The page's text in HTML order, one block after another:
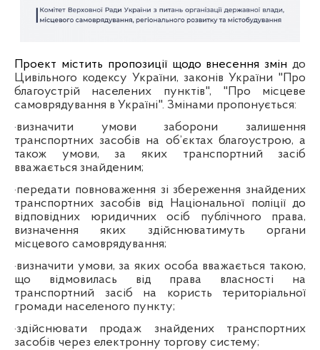
Проект містить пропозиції щодо внесення змін до
Цивільного кодексу України, законів України "Про
благоустрій населених пунктів", "Про місцеве
самоврядування в Україні". Змінами пропонується:
·визначити умови заборони залишення
транспортних засобів на об’єктах благоустрою, а
також умови, за яких транспортний засіб
вважається знайденим;
·передати повноваження зі збереження знайдених
транспортних засобів від Національної поліції до
відповідних юридичних осіб публічного права,
визначення яких здійснюватимуть органи
місцевого самоврядування;
·визначити умови, за яких особа вважається такою,
що відмовилась від права власності на
транспортний засіб на користь територіальної
громади населеного пункту;
·здійснювати продаж знайдених транспортних
засобів через електронну торгову систему;